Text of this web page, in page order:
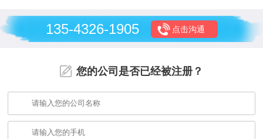
135-4326-1905 点击沟通
您的公司是否已经被注册？